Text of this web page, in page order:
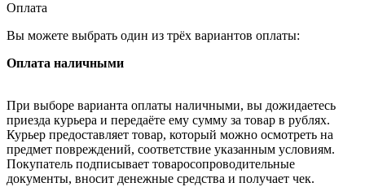
Оплата
Вы можете выбрать один из трёх вариантов оплаты:
Оплата наличными
При выборе варианта оплаты наличными, вы дожидаетесь
приезда курьера и передаёте ему сумму за товар в рублях.
Курьер предоставляет товар, который можно осмотреть на
предмет повреждений, соответствие указанным условиям.
Покупатель подписывает товаросопроводительные
документы, вносит денежные средства и получает чек.